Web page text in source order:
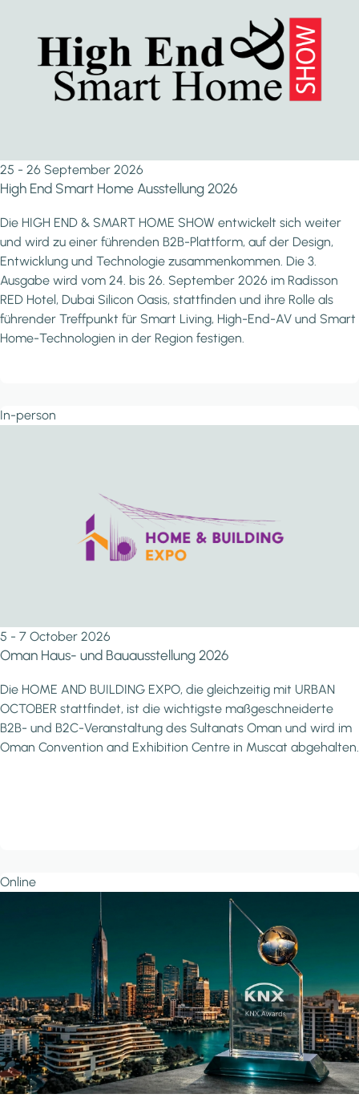
25 - 26 September 2026
High End Smart Home Ausstellung 2026
Die HIGH END & SMART HOME SHOW entwickelt sich weiter
und wird zu einer führenden B2B-Plattform, auf der Design,
Entwicklung und Technologie zusammenkommen. Die 3.
Ausgabe wird vom 24. bis 26. September 2026 im Radisson
RED Hotel, Dubai Silicon Oasis, stattfinden und ihre Rolle als
führender Treffpunkt für Smart Living, High-End-AV und Smart
Home-Technologien in der Region festigen.
In-person
5 - 7 October 2026
Oman Haus- und Bauausstellung 2026
Die HOME AND BUILDING EXPO, die gleichzeitig mit URBAN
OCTOBER stattfindet, ist die wichtigste maßgeschneiderte
B2B- und B2C-Veranstaltung des Sultanats Oman und wird im
Oman Convention and Exhibition Centre in Muscat abgehalten.
Online